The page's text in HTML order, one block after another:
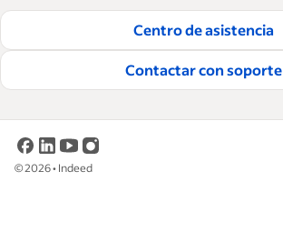
Centro de asistencia
Contactar con soporte
©2026• Indeed